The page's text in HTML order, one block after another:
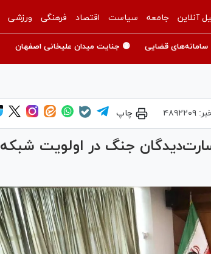
آنلاین جامعه سیاست اقتصاد فرهنگی ورزشی
سامانه‌های قضایی 🟡 جنایت میدان علیخانی اصفهان
۴۸۹۲۲۰۹ چاپ
جنگ در اولویت شبکه